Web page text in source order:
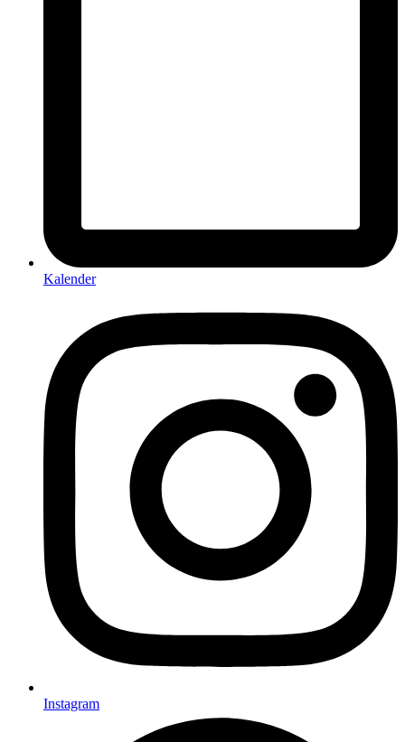
Kalender
Instagram